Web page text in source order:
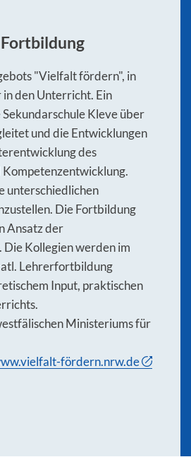
"Vielfalt fördern", in
in den Unterricht. Ein
Kleve über
und die Entwicklungen
des
unterschiedlichen
Die Fortbildung
Ansatz der
Kollegien werden im
Lehrerfortbildung
Input, praktischen
Ministeriums für
fördern.nrw.de